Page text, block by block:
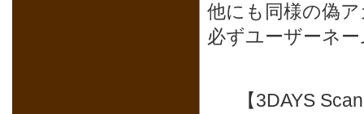
他にも同様の偽
必ずユーザーネ
【3DAYS